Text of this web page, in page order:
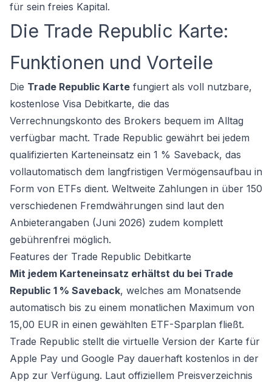
für sein freies Kapital.
Die Trade Republic Karte:
Funktionen und Vorteile
Die Trade Republic Karte fungiert als voll nutzbare,
kostenlose Visa Debitkarte, die das
Verrechnungskonto des Brokers bequem im Alltag
verfügbar macht. Trade Republic gewährt bei jedem
qualifizierten Karteneinsatz ein 1 % Saveback, das
vollautomatisch dem langfristigen Vermögensaufbau in
Form von ETFs dient. Weltweite Zahlungen in über 150
verschiedenen Fremdwährungen sind laut den
Anbieterangaben (Juni 2026) zudem komplett
gebührenfrei möglich.
Features der Trade Republic Debitkarte
Mit jedem Karteneinsatz erhältst du bei Trade
Republic 1 % Saveback, welches am Monatsende
automatisch bis zu einem monatlichen Maximum von
15,00 EUR in einen gewählten ETF-Sparplan fließt.
Trade Republic stellt die virtuelle Version der Karte für
Apple Pay und Google Pay dauerhaft kostenlos in der
App zur Verfügung. Laut offiziellem Preisverzeichnis